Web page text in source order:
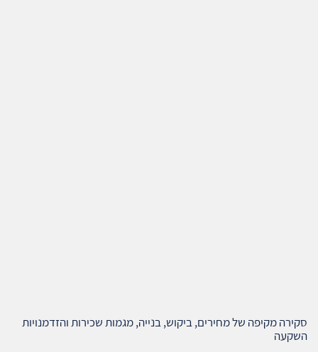
סקירה מקיפה של מחירים, ביקוש, בנייה, מגמות שכירות והזדמנויות
השקעה